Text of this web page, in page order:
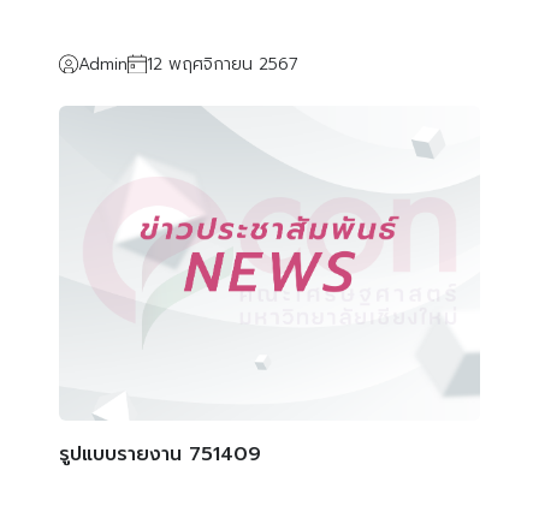
Admin 12 พฤศจิกายน 2567
รูปแบบรายงาน 751409